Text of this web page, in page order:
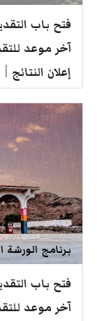
فتح باب
آخر موعد
إعلان النتائج
برنامج الورشة
فتح باب
آخر موعد